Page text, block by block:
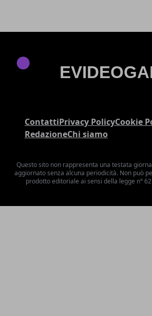
ContattiPrivacy PolicyCookie
RedazioneChi siamo
Questo sito non rappresenta una testata
aggiornato senza alcuna periodicità. Non può
prodotto editoriale ai sensi della legge n°